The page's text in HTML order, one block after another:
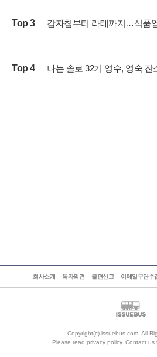
Top 3 감자칩부터 라테까지…식품업
Top 4 나는 솔로 32기 영수, 영숙 잔
회사소개 독자의견 불편신고 이메일무단수
Copyright(c) issuebus.com. All
Please read privacy policy. Contact us